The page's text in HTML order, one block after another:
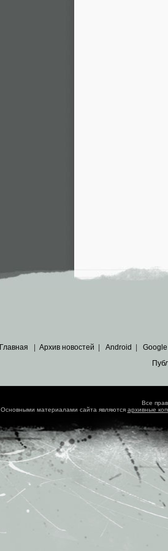
Главная Архив новостей Android Google
Все
Основными материалами сайта являются архивные